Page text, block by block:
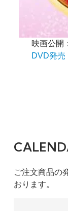
映画公開
DVD発売
ご注文商品の
おります。